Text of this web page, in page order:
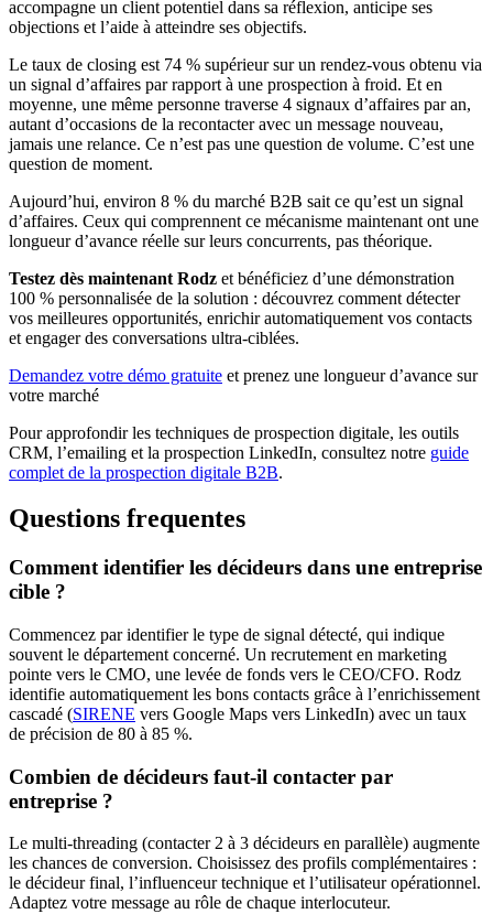
accompagne un client potentiel dans sa réflexion, anticipe ses
objections et l’aide à atteindre ses objectifs.
Le taux de closing est 74 % supérieur sur un rendez-vous obtenu via
un signal d’affaires par rapport à une prospection à froid. Et en
moyenne, une même personne traverse 4 signaux d’affaires par an,
autant d’occasions de la recontacter avec un message nouveau,
jamais une relance. Ce n’est pas une question de volume. C’est une
question de moment.
Aujourd’hui, environ 8 % du marché B2B sait ce qu’est un signal
d’affaires. Ceux qui comprennent ce mécanisme maintenant ont une
longueur d’avance réelle sur leurs concurrents, pas théorique.
Testez dès maintenant Rodz et bénéficiez d’une démonstration
100 % personnalisée de la solution : découvrez comment détecter
vos meilleures opportunités, enrichir automatiquement vos contacts
et engager des conversations ultra-ciblées.
Demandez votre démo gratuite et prenez une longueur d’avance sur
votre marché
Pour approfondir les techniques de prospection digitale, les outils
CRM, l’emailing et la prospection LinkedIn, consultez notre guide
complet de la prospection digitale B2B.
Questions frequentes
Comment identifier les décideurs dans une entreprise
cible ?
Commencez par identifier le type de signal détecté, qui indique
souvent le département concerné. Un recrutement en marketing
pointe vers le CMO, une levée de fonds vers le CEO/CFO. Rodz
identifie automatiquement les bons contacts grâce à l’enrichissement
cascadé (SIRENE vers Google Maps vers LinkedIn) avec un taux
de précision de 80 à 85 %.
Combien de décideurs faut-il contacter par
entreprise ?
Le multi-threading (contacter 2 à 3 décideurs en parallèle) augmente
les chances de conversion. Choisissez des profils complémentaires :
le décideur final, l’influenceur technique et l’utilisateur opérationnel.
Adaptez votre message au rôle de chaque interlocuteur.